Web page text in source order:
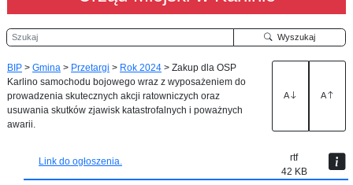
Szukaj Wyszukaj
BIP > Gmina > Przetargi > Rok 2024 > Zakup dla OSP
Karlino samochodu bojowego wraz z wyposażeniem do
prowadzenia skutecznych akcji ratowniczych oraz
usuwania skutków zjawisk katastrofalnych i poważnych
awarii.
A A
Link do ogłoszenia.
rtf
42 KB